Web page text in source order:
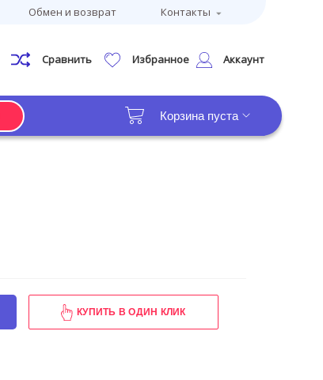
Обмен и возврат Контакты
Сравнить Избранное Аккаунт
Корзина пуста
КУПИТЬ В ОДИН КЛИК